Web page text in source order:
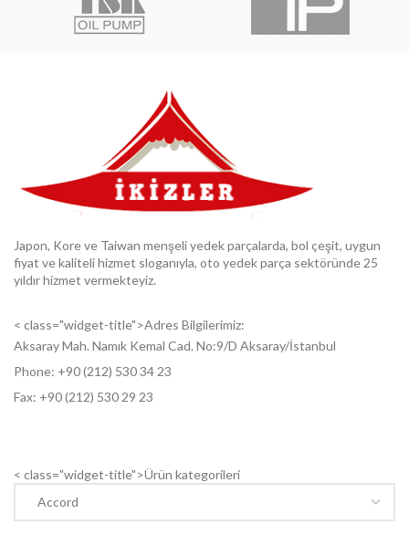
Japon, Kore ve Taiwan menşeli yedek parçalarda, bol çeşit, uygun
fiyat ve kaliteli hizmet sloganıyla, oto yedek parça sektöründe 25
yıldır hizmet vermekteyiz.
< class="widget-title">Adres Bilgilerimiz:
Aksaray Mah. Namık Kemal Cad. No:9/D Aksaray/İstanbul
Phone: +90 (212) 530 34 23
Fax: +90 (212) 530 29 23
< class="widget-title">Ürün kategorileri